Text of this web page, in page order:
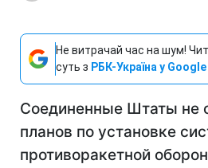
Не витрачай час на шум!
суть з РБК-Україна у Google
Соединенные Штаты не
планов по установке
противоракетной